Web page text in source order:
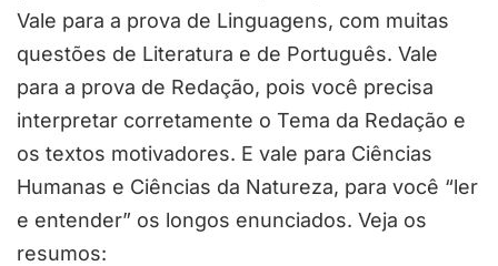
Vale para a prova de Linguagens, com muitas
questões de Literatura e de Português. Vale
para a prova de Redação, pois você precisa
interpretar corretamente o Tema da Redação e
os textos motivadores. E vale para Ciências
Humanas e Ciências da Natureza, para você “ler
e entender” os longos enunciados. Veja os
resumos: